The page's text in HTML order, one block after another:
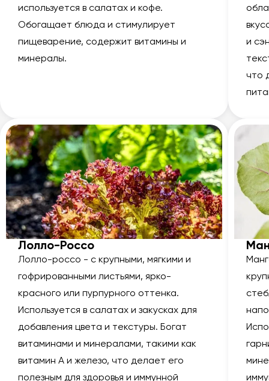
используется в салатах и кофе.
Обогащает блюда и стимулирует
пищеварение, содержит витамины и
минералы.
и
что
Лолло-Россо
Лолло-россо - с крупными, мягкими и
гофрированными листьями, ярко-
красного или пурпурного оттенка.
Используется в салатах и закусках для
добавления цвета и текстуры. Богат
витаминами и минералами, такими как
витамин А и железо, что делает его
полезным для здоровья и иммунной